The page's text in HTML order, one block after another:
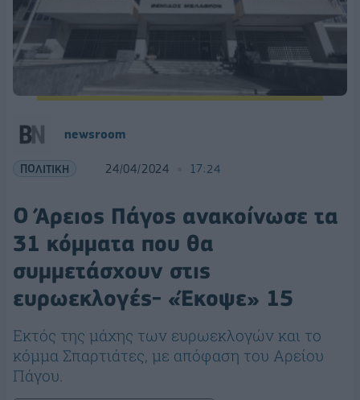
newsroom
ΠΟΛΙΤΙΚΗ 24/04/2024 17:24
Ο Άρειος Πάγος ανακοίνωσε τα
31 κόμματα που θα
συμμετάσχουν στις
ευρωεκλογές- «Έκοψε» 15
Εκτός της μάχης των ευρωεκλογών και το
κόμμα Σπαρτιάτες, με απόφαση του Αρείου
Πάγου.